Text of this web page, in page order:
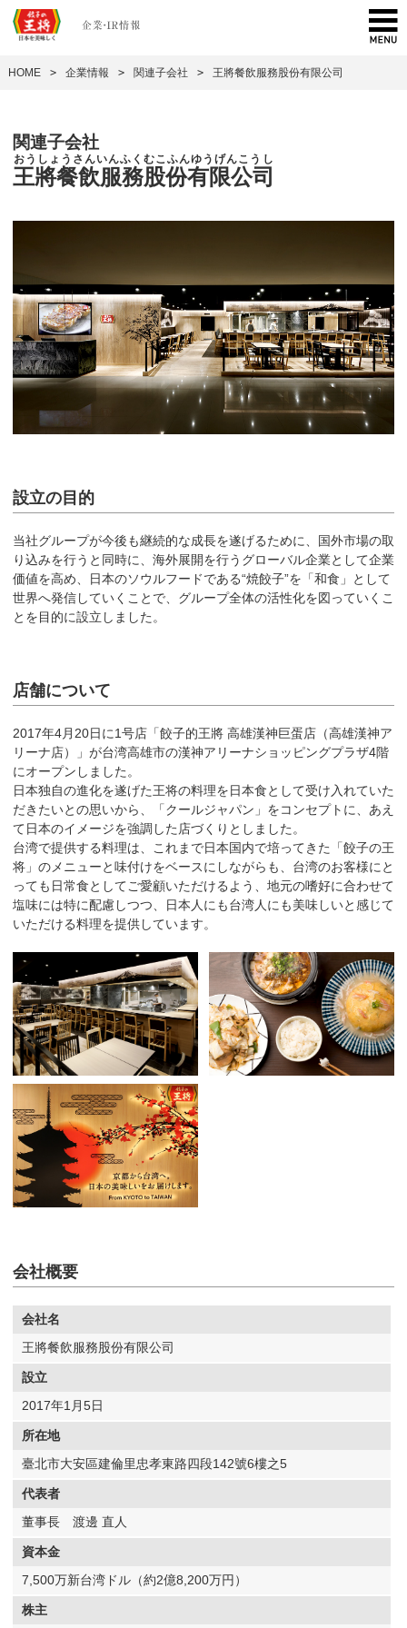
HOME > 企業情報 > 関連子会社 > 王將餐飲服務股份有限公司
関連子会社
王將餐飲服務股份有限公司
おうしょうさんいんふくむこふんゆうげんこうし
設立の目的
当社グループが今後も継続的な成長を遂げるために、国外市場の取
り込みを行うと同時に、海外展開を行うグローバル企業として企業
価値を高め、日本のソウルフードである“焼餃子”を「和食」として
世界へ発信していくことで、グループ全体の活性化を図っていくこ
とを目的に設立しました。
店舗について
2017年4月20日に1号店「餃子的王將 高雄漢神巨蛋店（高雄漢神ア
リーナ店）」が台湾高雄市の漢神アリーナショッピングプラザ4階
にオープンしました。
日本独自の進化を遂げた王将の料理を日本食として受け入れていた
だきたいとの思いから、「クールジャパン」をコンセプトに、あえ
て日本のイメージを強調した店づくりとしました。
台湾で提供する料理は、これまで日本国内で培ってきた「餃子の王
将」のメニューと味付けをベースにしながらも、台湾のお客様にと
っても日常食としてご愛顧いただけるよう、地元の嗜好に合わせて
塩味には特に配慮しつつ、日本人にも台湾人にも美味しいと感じて
いただける料理を提供しています。
会社概要
会社名
王將餐飲服務股份有限公司
設立
2017年1月5日
所在地
臺北市大安區建倫里忠孝東路四段142號6樓之5
代表者
董事長 渡邊 直人
資本金
7,500万新台湾ドル（約2億8,200万円）
株主